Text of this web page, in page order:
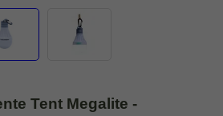
Tent Megalite -